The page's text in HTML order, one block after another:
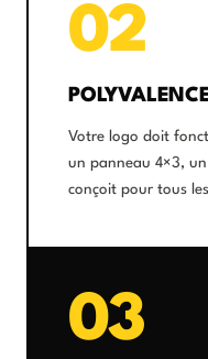
02
Votre logo doit
un panneau 4×3,
conçoit pour tous
03